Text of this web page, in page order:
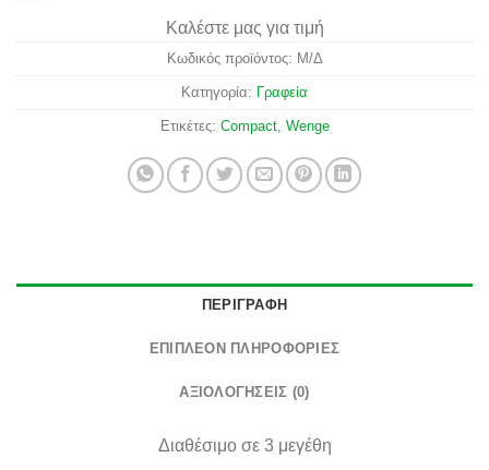
Καλέστε μας για τιμή
Κωδικός προϊόντος: Μ/Δ
Κατηγορία: Γραφεία
Ετικέτες: Compact, Wenge
ΠΕΡΙΓΡΑΦΉ
ΕΠΙΠΛΈΟΝ ΠΛΗΡΟΦΟΡΊΕΣ
ΑΞΙΟΛΟΓΉΣΕΙΣ (0)
Διαθέσιμο σε 3 μεγέθη